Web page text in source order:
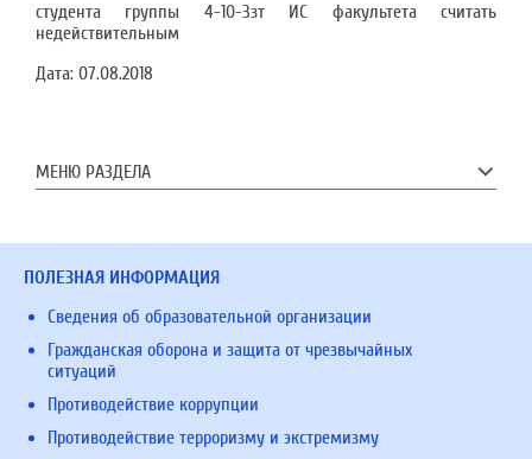
студента группы 4-10-3зт ИС факультета считать
недействительным
Дата: 07.08.2018
МЕНЮ РАЗДЕЛА
ПОЛЕЗНАЯ ИНФОРМАЦИЯ
Сведения об образовательной организации
Гражданская оборона и защита от чрезвычайных
ситуаций
Противодействие коррупции
Противодействие терроризму и экстремизму